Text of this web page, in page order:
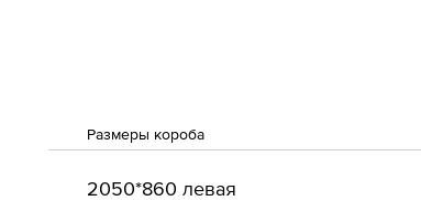
Размеры короба
2050*860 левая